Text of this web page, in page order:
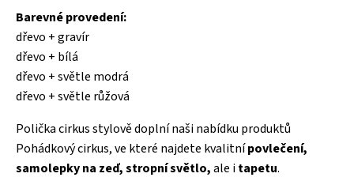
Barevné provedení:
dřevo + gravír
dřevo + bílá
dřevo + světle modrá
dřevo + světle růžová
Polička cirkus stylově doplní naši nabídku produktů
Pohádkový cirkus, ve které najdete kvalitnípovlečení,
samolepky na zeď, stropní světlo,ale itapetu.